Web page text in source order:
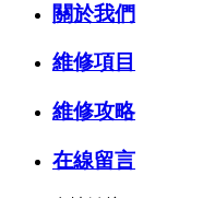
關於我們
維修項目
維修攻略
在線留言